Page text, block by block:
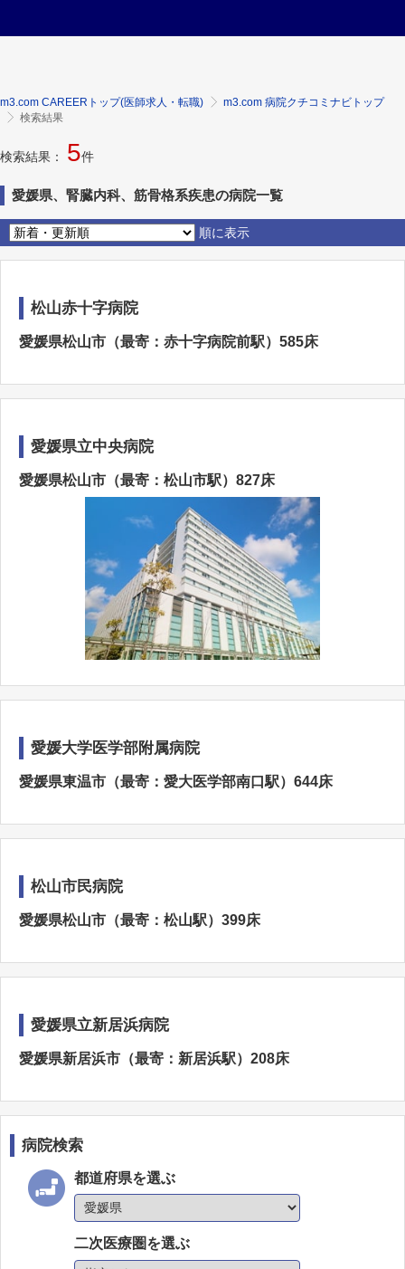
m3.com CAREERトップ(医師求人・転職)
m3.com 病院クチコミナビトップ
検索結果
検索結果： 5件
愛媛県、腎臓内科、筋骨格系疾患の病院一覧
順に表示
松山赤十字病院
愛媛県松山市（最寄：赤十字病院前駅）585床
愛媛県立中央病院
愛媛県松山市（最寄：松山市駅）827床
愛媛大学医学部附属病院
愛媛県東温市（最寄：愛大医学部南口駅）644床
松山市民病院
愛媛県松山市（最寄：松山駅）399床
愛媛県立新居浜病院
愛媛県新居浜市（最寄：新居浜駅）208床
病院検索
都道府県を選ぶ
二次医療圏を選ぶ